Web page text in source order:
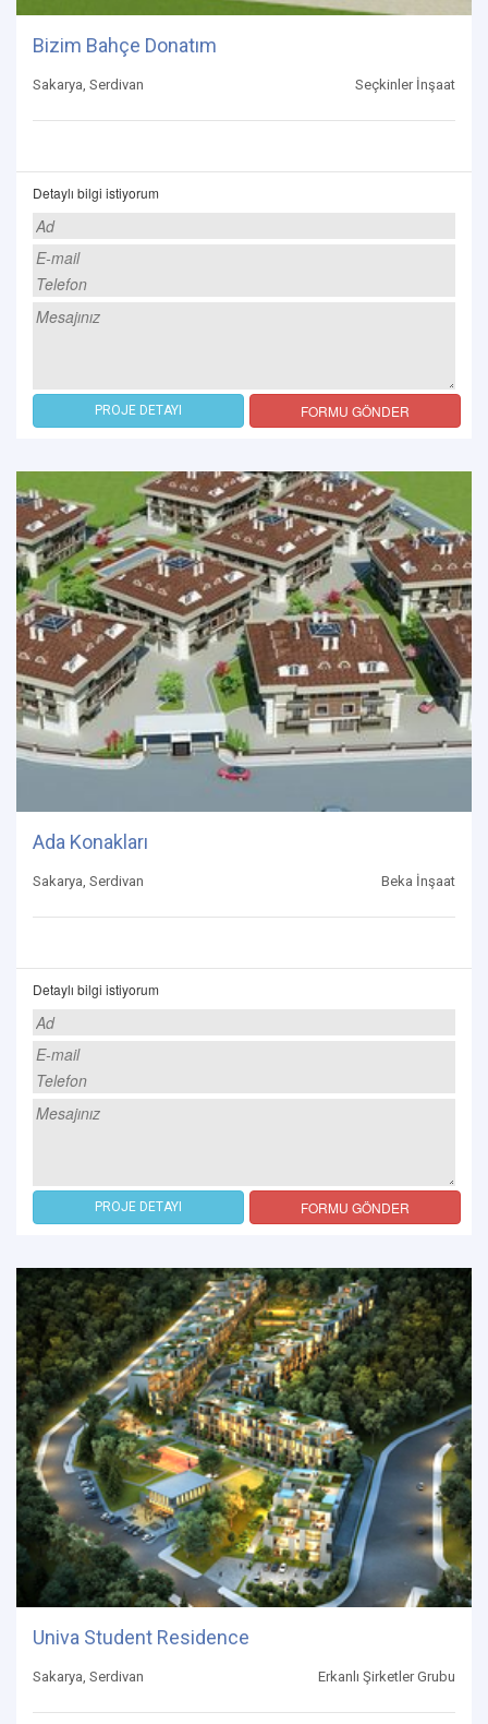
Bizim Bahçe Donatım
Sakarya, Serdivan Seçkinler İnşaat
Detaylı bilgi istiyorum
PROJE DETAYI FORMU GÖNDER
Ada Konakları
Sakarya, Serdivan Beka İnşaat
Detaylı bilgi istiyorum
PROJE DETAYI FORMU GÖNDER
Univa Student Residence
Sakarya, Serdivan Erkanlı Şirketler Grubu